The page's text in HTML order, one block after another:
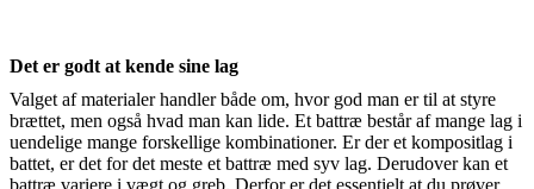
Det er godt at kende sine lag
Valget af materialer handler både om, hvor god man er til at styre
brættet, men også hvad man kan lide. Et battræ består af mange lag i
uendelige mange forskellige kombinationer. Er der et kompositlag i
battet, er det for det meste et battræ med syv lag. Derudover kan et